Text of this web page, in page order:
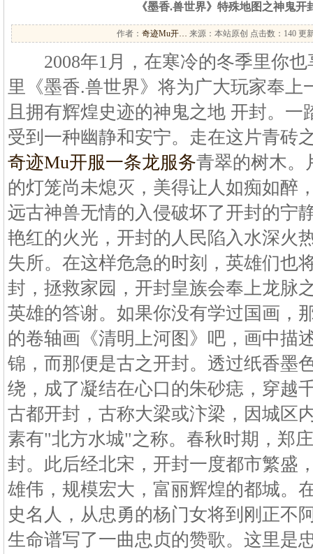
《墨香.兽世界》特殊地图之神鬼开
作者： 奇迹Mu开… 来源：本站原创 点击数： 140 更
2008年1月，在寒冷的冬季里你也
里《墨香.兽世界》将为广大玩家奉上
且拥有辉煌史迹的神鬼之地 开封。
受到一种幽静和安宁。走在这片青砖
奇迹Mu开服一条龙服务青翠的树木。
的灯笼尚未熄灭，美得让人如痴如醉
远古神兽无情的入侵破坏了开封的宁
艳红的火光，开封的人民陷入水深火
失所。在这样危急的时刻，英雄们也
封，拯救家园，开封皇族会奉上龙脉
英雄的答谢。如果你没有学过国画，
的卷轴画《清明上河图》吧，画中描
锦，而那便是古之开封。透过纸香墨
绕，成了凝结在心口的朱砂痣，穿越
古都开封，古称大梁或汴梁，因城区
素有"北方水城"之称。春秋时期，郑
封。此后经北宋，开封一度都市繁盛
雄伟，规模宏大，富丽辉煌的都城。
史名人，从忠勇的杨门女将到刚正不
生命谱写了一曲忠贞的赞歌。这里是